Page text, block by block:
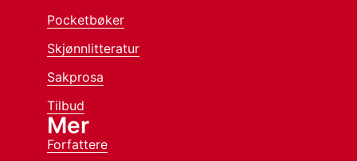
Pocketbøker
Skjønnlitteratur
Sakprosa
Tilbud
Mer
Forfattere